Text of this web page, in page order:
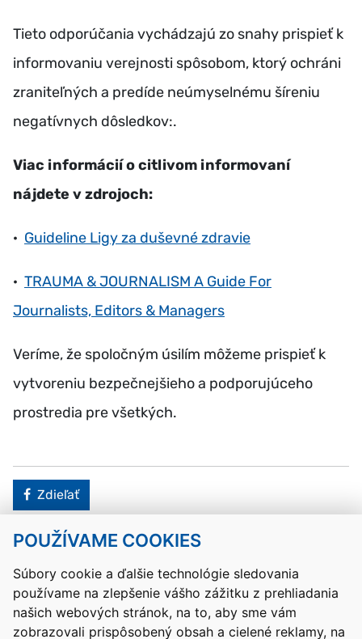
POUŽÍVAME COOKIES
Súbory cookie a ďalšie technológie sledovania
používame na zlepšenie vášho zážitku z prehliadania
našich webových stránok, na to, aby sme vám
zobrazovali prispôsobený obsah a cielené reklamy, na
Tieto odporúčania vychádzajú zo snahy prispieť k
informovaniu verejnosti spôsobom, ktorý ochráni
zraniteľných a predíde neúmyselnému šíreniu
negatívnych dôsledkov:.
Viac informácií o citlivom informovaní
nájdete v zdrojoch:
· Guideline Ligy za duševné zdravie
· TRAUMA & JOURNALISM A Guide For
Journalists, Editors & Managers
Veríme, že spoločným úsilím môžeme prispieť k
vytvoreniu bezpečnejšieho a podporujúceho
prostredia pre všetkých.
Facebook
Zdieľať
Kontakty Mapa stránky RSS
Vyhlásenie o prístupnosti
Nastavenia cookies